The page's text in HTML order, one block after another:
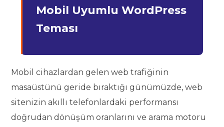
Mobil Uyumlu WordPress
Teması
Mobil cihazlardan gelen web trafiğinin
masaüstünü geride bıraktığı günümüzde, web
sitenizin akıllı telefonlardaki performansı
doğrudan dönüşüm oranlarını ve arama motoru